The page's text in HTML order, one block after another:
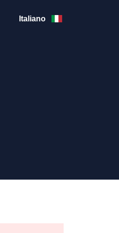
Italiano